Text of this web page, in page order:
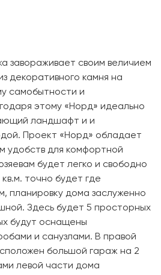
завораживает своим величием
декоративного камня на
самобытности и
этому «Норд» идеально
ландшафт и и
Проект «Норд» обладает
для комфортной
будет легко и свободно
точно будет где
планировку дома заслуженно
Здесь будет 5 просторных
будут оснащены
и санузлами. В правой
большой гараж на 2
левой части дома